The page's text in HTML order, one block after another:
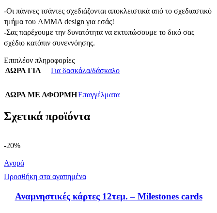
-Οι πάνινες τσάντες σχεδιάζονται αποκλειστικά από το σχεδιαστικό
τμήμα του AMMA design για εσάς!
-Σας παρέχουμε την δυνατότητα να εκτυπώσουμε το δικό σας
σχέδιο κατόπιν συνεννόησης.
Επιπλέον πληροφορίες
ΔΩΡΑ ΓΙΑ
Για δασκάλα/δάσκαλο
ΔΩΡΑ ΜΕ ΑΦΟΡΜΗΕπαγγέλματα
Σχετικά προϊόντα
-20%
Αγορά
Προσθήκη στα αγαπημένα
Αναμνηστικές κάρτες 12τεμ. – Milestones cards